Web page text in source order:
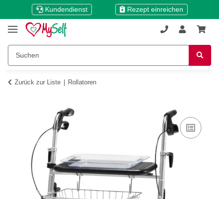
Kundendienst Rezept einreichen
Zurück zur Liste Rollatoren